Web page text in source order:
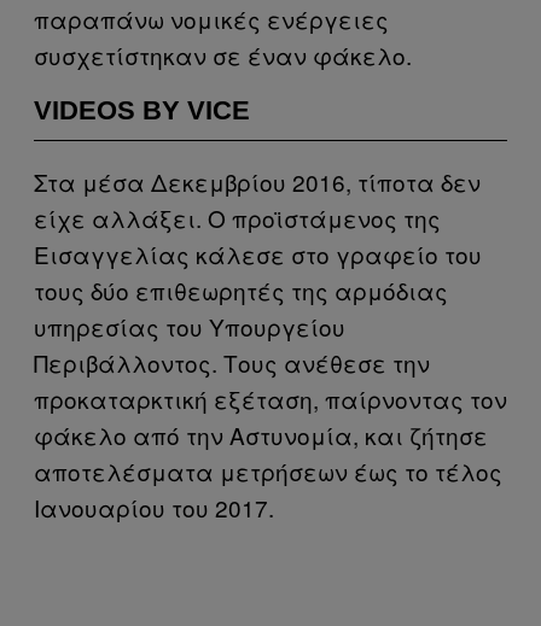
παραπάνω νομικές ενέργειες
συσχετίστηκαν σε έναν φάκελο.
VIDEOS BY VICE
Στα μέσα Δεκεμβρίου 2016, τίποτα δεν
είχε αλλάξει. Ο προϊστάμενος της
Εισαγγελίας κάλεσε στο γραφείο του
τους δύο επιθεωρητές της αρμόδιας
υπηρεσίας του Υπουργείου
Περιβάλλοντος. Τους ανέθεσε την
προκαταρκτική εξέταση, παίρνοντας τον
φάκελο από την Αστυνομία, και ζήτησε
αποτελέσματα μετρήσεων έως το τέλος
Ιανουαρίου του 2017.